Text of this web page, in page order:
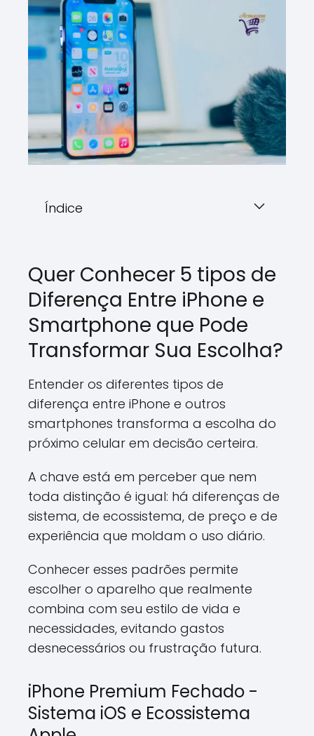
Índice
Quer Conhecer 5 tipos de
Diferença Entre iPhone e
Smartphone que Pode
Transformar Sua Escolha?
Entender os diferentes tipos de
diferença entre iPhone e outros
smartphones transforma a escolha do
próximo celular em decisão certeira.
A chave está em perceber que nem
toda distinção é igual: há diferenças de
sistema, de ecossistema, de preço e de
experiência que moldam o uso diário.
Conhecer esses padrões permite
escolher o aparelho que realmente
combina com seu estilo de vida e
necessidades, evitando gastos
desnecessários ou frustração futura.
iPhone Premium Fechado -
Sistema iOS e Ecossistema